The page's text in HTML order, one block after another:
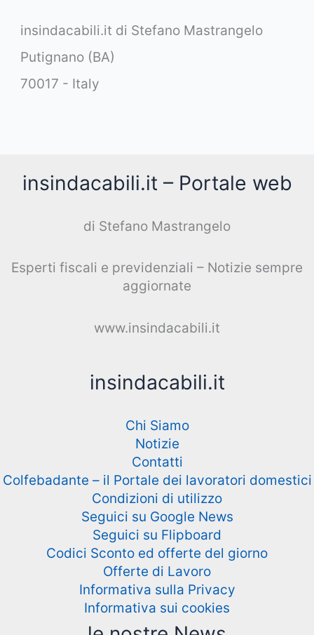
insindacabili.it di Stefano Mastrangelo
Putignano (BA)
70017 - Italy
insindacabili.it – Portale web
di Stefano Mastrangelo
Esperti fiscali e previdenziali – Notizie sempre
aggiornate
www.insindacabili.it
insindacabili.it
Chi Siamo
Notizie
Contatti
Colfebadante – il Portale dei lavoratori domestici
Condizioni di utilizzo
Seguici su Google News
Seguici su Flipboard
Codici Sconto ed offerte del giorno
Offerte di Lavoro
Informativa sulla Privacy
Informativa sui cookies